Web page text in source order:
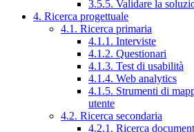
3.5.5. Validare la
4. Ricerca progettuale
4.1. Ricerca primaria
4.1.1. Interviste
4.1.2. Questionari
4.1.3. Test di usabilità
4.1.4. Web analytics
4.1.5. Strumenti di
utente
4.2. Ricerca secondaria
4.2.1. Ricerca